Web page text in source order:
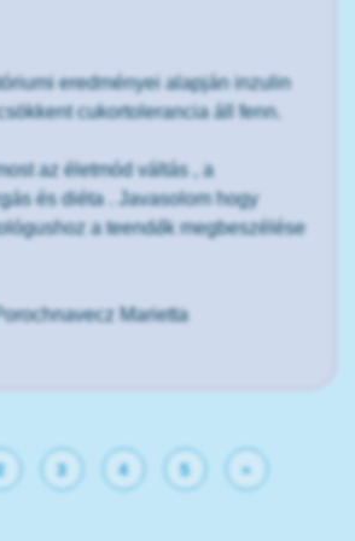
eredményei alapján inzulin
cukortolerancia áll fenn.
az életmód váltás , a
és diéta . Javasolom hogy
a teendők megbeszélése
Marietta
3 4 5 »